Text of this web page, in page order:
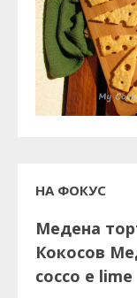
НА ФОКУС
Медена
Кокосов
cocco e lime